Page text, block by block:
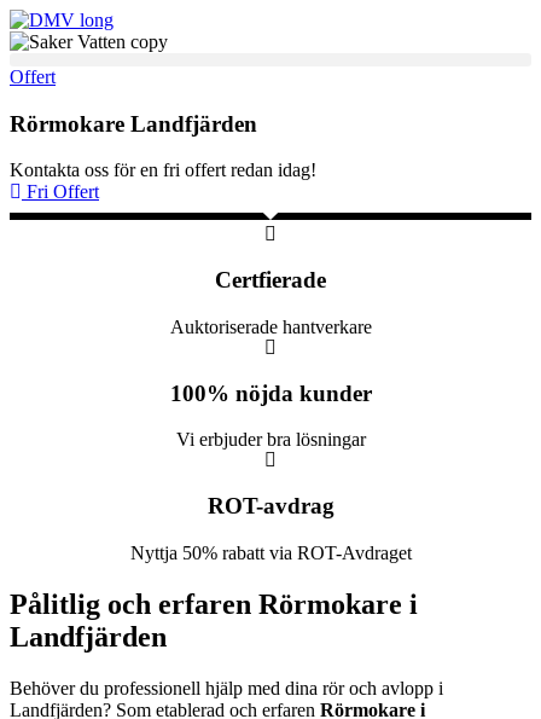
Skip
to
Offert
Rörmokare Landfjärden
Kontakta oss för en fri offert redan idag!
Fri Offert
Certfierade
Auktoriserade hantverkare
100% nöjda kunder
Vi erbjuder bra lösningar
ROT-avdrag
Nyttja 50% rabatt via ROT-Avdraget
Pålitlig och erfaren Rörmokare i
Landfjärden
Behöver du professionell hjälp med dina rör och avlopp i
Landfjärden? Som etablerad och erfaren Rörmokare i